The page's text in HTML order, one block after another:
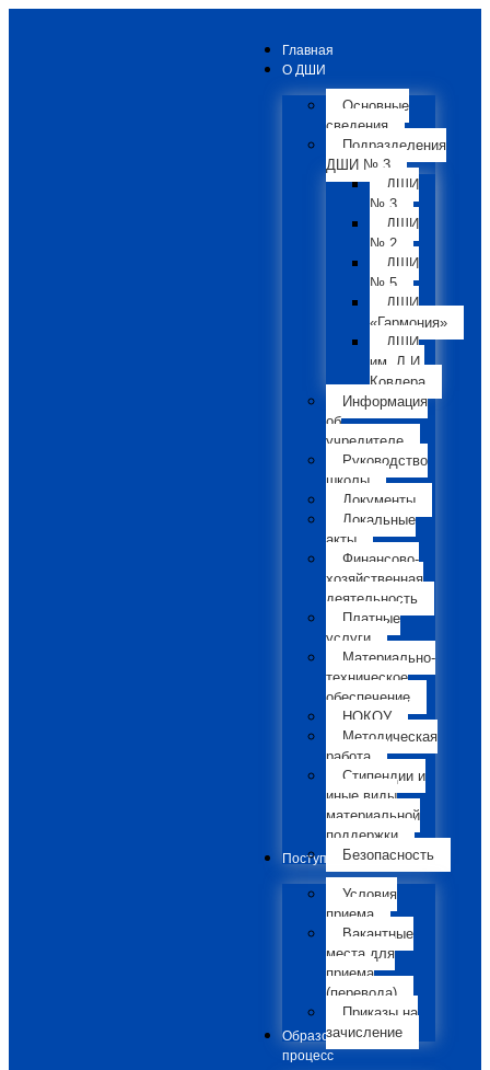
Главная
О ДШИ
Основные
сведения
Подразделения
ДШИ № 3
ДШИ
№ 3
ДШИ
№ 2
ДШИ
№ 5
ДШИ
«Гармония»
ДШИ
им. Л.И.
Ковлера
Информация
об
учредителе
Руководство
школы
Документы
Локальные
акты
Финансово-
хозяйственная
деятельность
Платные
услуги
Материально-
техническое
обеспечение
НОКОУ
Методическая
работа
Стипендии и
иные виды
материальной
поддержки
Безопасность
Поступающим
Условия
приема
Вакантные
места для
приема
(перевода)
Приказы на
зачисление
Образовательный
процесс